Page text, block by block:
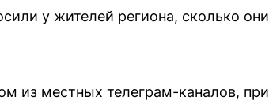
у жителей региона, сколько
из местных телеграм-каналов,